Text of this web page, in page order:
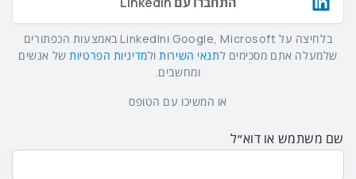
בלחיצה על Google, Microsoft וLinkedIn באמצעות הכפתורים
שלמעלה אתם מסכימים לתנאי השירותולמדיניות הפרטיותשל אנשים
ומחשבים.
או המשיכו עם הטופס
שם משתמש או דוא״ל